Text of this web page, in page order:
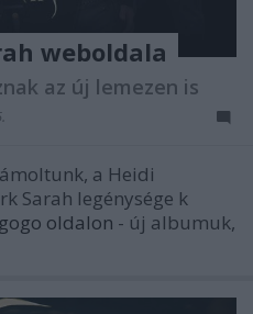
weboldala
az új lemezen is
a Heidi
Sarah legénysége k
oldalon - új albumuk,